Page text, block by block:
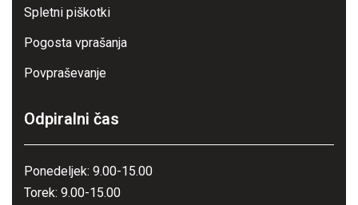
Spletni piškotki
Pogosta vprašanja
Povpraševanje
Odpiralni čas
Ponedeljek: 9.00-15.00
Torek: 9.00-15.00